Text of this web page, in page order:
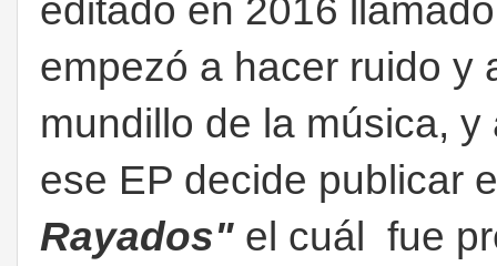
editado en 2016
empezó a hacer ruido y
mundillo de la música,
ese EP decide publicar
Rayados" el cuál fue